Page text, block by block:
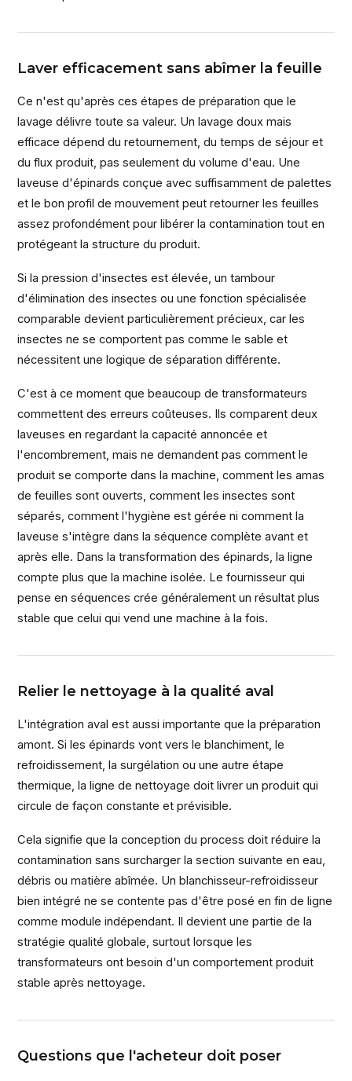
Laver efficacement sans abîmer la feuille
Ce n'est qu'après ces étapes de préparation que le
lavage délivre toute sa valeur. Un lavage doux mais
efficace dépend du retournement, du temps de séjour et
du flux produit, pas seulement du volume d'eau. Une
laveuse d'épinards conçue avec suffisamment de palettes
et le bon profil de mouvement peut retourner les feuilles
assez profondément pour libérer la contamination tout en
protégeant la structure du produit.
Si la pression d'insectes est élevée, un tambour
d'élimination des insectes ou une fonction spécialisée
comparable devient particulièrement précieux, car les
insectes ne se comportent pas comme le sable et
nécessitent une logique de séparation différente.
C'est à ce moment que beaucoup de transformateurs
commettent des erreurs coûteuses. Ils comparent deux
laveuses en regardant la capacité annoncée et
l'encombrement, mais ne demandent pas comment le
produit se comporte dans la machine, comment les amas
de feuilles sont ouverts, comment les insectes sont
séparés, comment l'hygiène est gérée ni comment la
laveuse s'intègre dans la séquence complète avant et
après elle. Dans la transformation des épinards, la ligne
compte plus que la machine isolée. Le fournisseur qui
pense en séquences crée généralement un résultat plus
stable que celui qui vend une machine à la fois.
Relier le nettoyage à la qualité aval
L'intégration aval est aussi importante que la préparation
amont. Si les épinards vont vers le blanchiment, le
refroidissement, la surgélation ou une autre étape
thermique, la ligne de nettoyage doit livrer un produit qui
circule de façon constante et prévisible.
Cela signifie que la conception du process doit réduire la
contamination sans surcharger la section suivante en eau,
débris ou matière abîmée. Un blanchisseur-refroidisseur
bien intégré ne se contente pas d'être posé en fin de ligne
comme module indépendant. Il devient une partie de la
stratégie qualité globale, surtout lorsque les
transformateurs ont besoin d'un comportement produit
stable après nettoyage.
Questions que l'acheteur doit poser